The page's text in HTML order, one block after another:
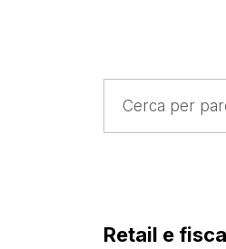
Retail e